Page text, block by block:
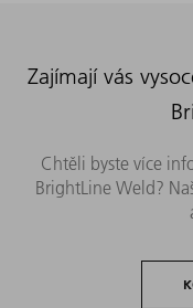
Zajímají vás
Chtěli byste více
BrightLine Weld?